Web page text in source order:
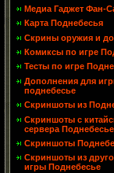
Медиа Гаджет Фан-
Карта Поднебесья
Скрины оружия и
Комиксы по игре
Тесты по игре
Дополнения для
поднебесье
Скриншоты из
Скриншоты с
сервера Поднебесье
Скриншоты
Скриншоты из
игры Поднебесье